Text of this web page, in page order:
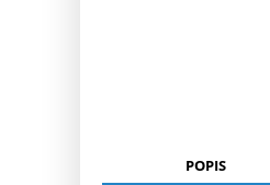
POPIS